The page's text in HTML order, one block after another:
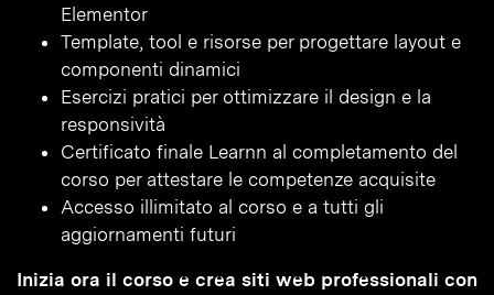
Elementor
Template, tool e risorse per progettare layout e
componenti dinamici
Esercizi pratici per ottimizzare il design e la
responsività
Certificato finale Learnn al completamento del
corso per attestare le competenze acquisite
Accesso illimitato al corso e a tutti gli
aggiornamenti futuri
Inizia ora il corso e crea siti web professionali con